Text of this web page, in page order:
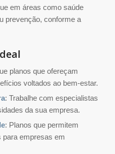
em áreas como saúde
prevenção, conforme a
planos que ofereçam
voltados ao bem-estar.
: Trabalhe com especialistas
da sua empresa.
: Planos que permitem
para empresas em